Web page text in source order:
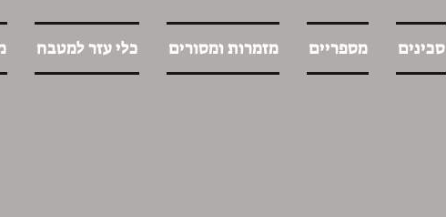
סכינים מספריים מזמרות ומסורים כלי עזר למטבח